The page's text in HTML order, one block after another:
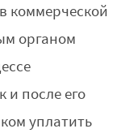
коммерческой
органом
и после его
уплатить